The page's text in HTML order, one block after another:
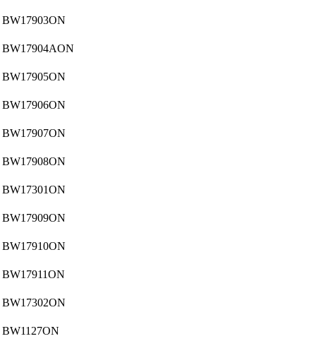
BW17903ON
BW17904AON
BW17905ON
BW17906ON
BW17907ON
BW17908ON
BW17301ON
BW17909ON
BW17910ON
BW17911ON
BW17302ON
BW1127ON